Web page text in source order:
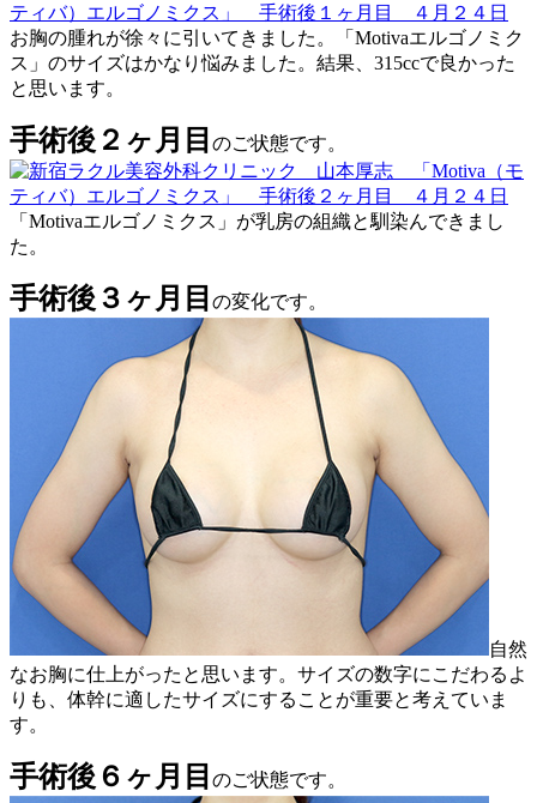
お胸の腫れが徐々に引いてきました。「Motivaエルゴノミク
ス」のサイズはかなり悩みました。結果、315ccで良かった
と思います。
手術後２ヶ月目 のご状態です。
「Motivaエルゴノミクス」が乳房の組織と馴染んできまし
た。
手術後３ヶ月目 の変化です。
自然
なお胸に仕上がったと思います。サイズの数字にこだわるよ
りも、体幹に適したサイズにすることが重要と考えていま
す。
手術後６ヶ月目 のご状態です。